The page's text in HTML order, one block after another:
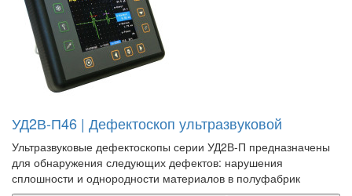
УД2В-П46 | Дефектоскоп ультразвуковой
Ультразвуковые дефектоскопы серии УД2В-П предназначены
для обнаружения следующих дефектов: нарушения
сплошности и однородности материалов в полуфабрик